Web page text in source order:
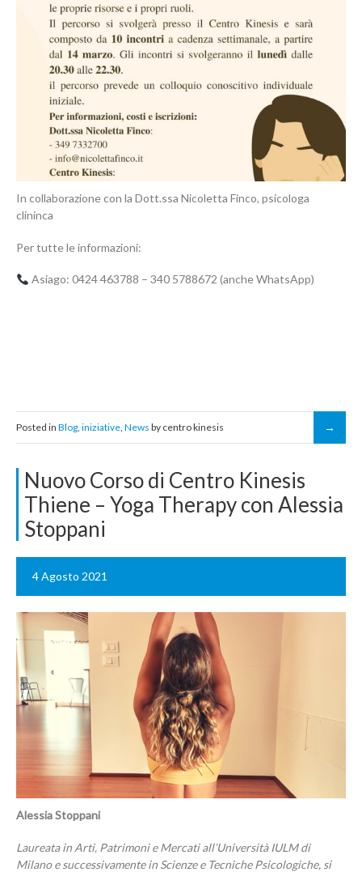
In collaborazione con la Dott.ssa Nicoletta Finco, psicologa
clininca
Per tutte le informazioni:
Asiago: 0424 463788 – 340 5788672 (anche WhatsApp)
Posted in Blog, iniziative, News by centro kinesis
Nuovo Corso di Centro Kinesis
Thiene – Yoga Therapy con Alessia
Stoppani
4 Agosto 2021
Alessia Stoppani
Laureata in Arti, Patrimoni e Mercati all’Università IULM di
Milano e successivamente in Scienze e Tecniche Psicologiche, si